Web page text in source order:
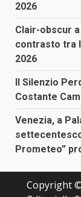
2026
Clair-obscur
contrasto tra
2026
Il Silenzio
Costante
Venezia, a
Prometeo”
Copyright